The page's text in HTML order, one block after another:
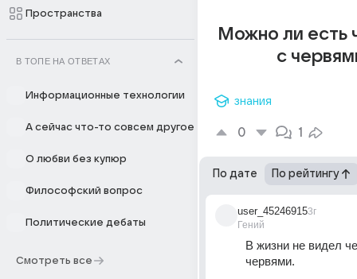
Пространства
В ТОПЕ НА ОТВЕТАХ
Информационные технологии
А сейчас что-то совсем другое
О любви без купюр
Философский вопрос
Политические дебаты
Смотреть все
Можно ли есть
с
знания
0 1
По дате По рейтингу
user_45246915
Гений
3г
В жизни не видел
червями.